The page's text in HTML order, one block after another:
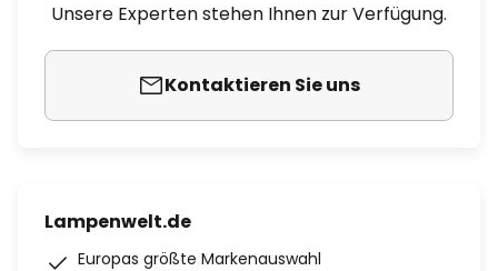
Unsere Experten stehen Ihnen zur Verfügung.
Kontaktieren Sie uns
Lampenwelt.de
Europas größte Markenauswahl